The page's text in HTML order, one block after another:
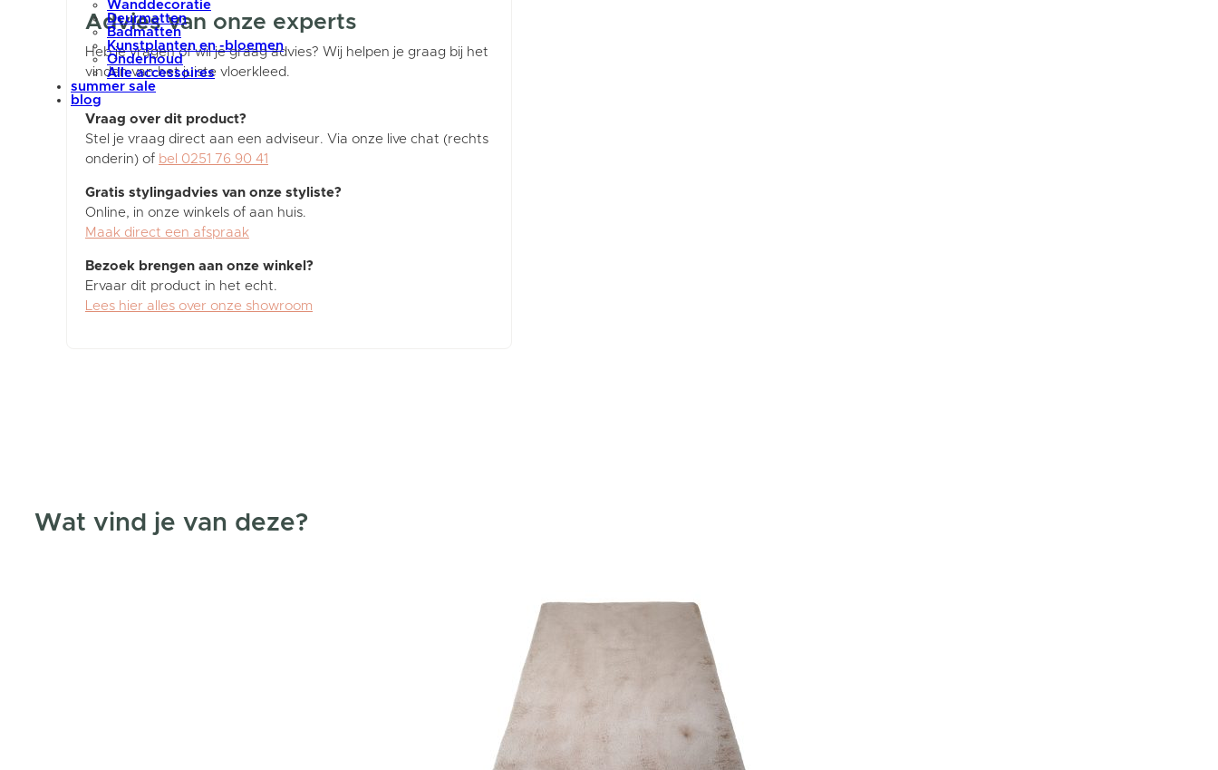
Wanddecoratie
Deurmatten
Badmatten
Kunstplanten en -bloemen
Onderhoud
Alle accessoires
summer sale
blog
Advies van onze experts
Heb je vragen of wil je graag advies? Wij helpen je graag bij het
vinden van het juiste vloerkleed.
Vraag over dit product?
Stel je vraag direct aan een adviseur. Via onze live chat (rechts
onderin) of bel 0251 76 90 41
Gratis stylingadvies van onze styliste?
Online, in onze winkels of aan huis.
Maak direct een afspraak
Bezoek brengen aan onze winkel?
Ervaar dit product in het echt.
Lees hier alles over onze showroom
Wat vind je van deze?